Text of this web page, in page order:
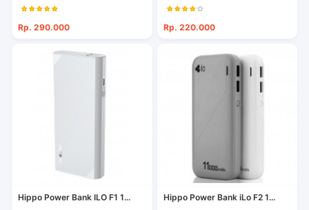
Rp. 290.000 Rp. 220.000
Hippo Power Bank ILO F1 1... Hippo Power Bank iLo F2 1...